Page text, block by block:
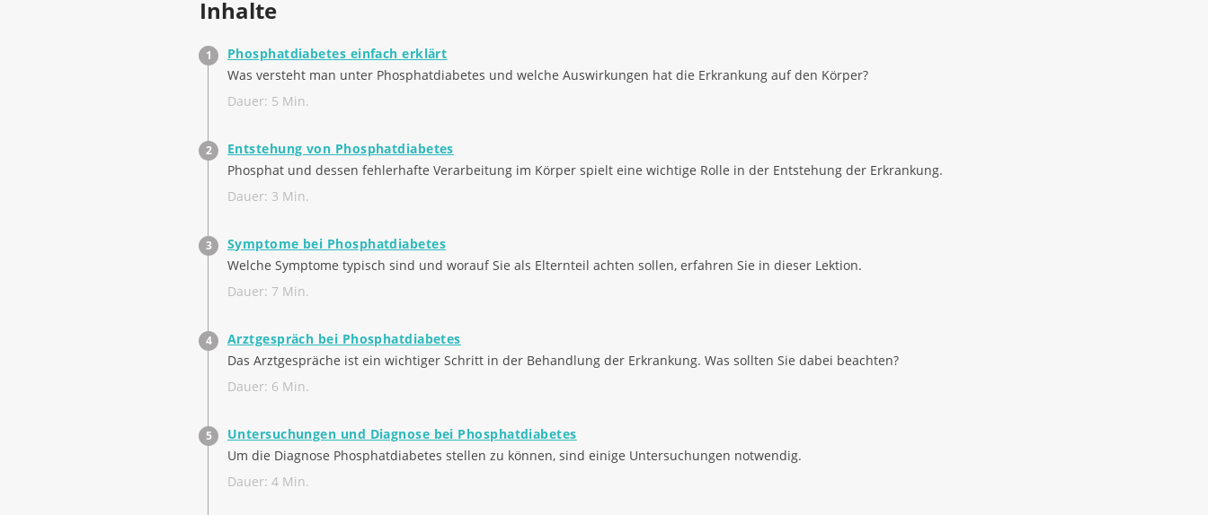
Inhalte
Phosphatdiabetes einfach erklärt
Was versteht man unter Phosphatdiabetes und welche Auswirkungen hat die Erkrankung auf den Körper?
Dauer: 5 Min.
Entstehung von Phosphatdiabetes
Phosphat und dessen fehlerhafte Verarbeitung im Körper spielt eine wichtige Rolle in der Entstehung der Erkrankung.
Dauer: 3 Min.
Symptome bei Phosphatdiabetes
Welche Symptome typisch sind und worauf Sie als Elternteil achten sollen, erfahren Sie in dieser Lektion.
Dauer: 7 Min.
Arztgespräch bei Phosphatdiabetes
Das Arztgespräche ist ein wichtiger Schritt in der Behandlung der Erkrankung. Was sollten Sie dabei beachten?
Dauer: 6 Min.
Untersuchungen und Diagnose bei Phosphatdiabetes
Um die Diagnose Phosphatdiabetes stellen zu können, sind einige Untersuchungen notwendig.
Dauer: 4 Min.